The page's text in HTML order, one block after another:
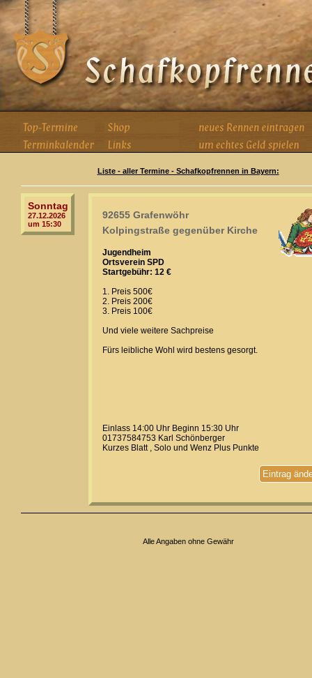
Liste - aller Termine - Schafkopfrennen in Bayern:
Sonntag
27.12.2026
um 15:30
92655 Grafenwöhr
Kolpingstraße gegenüber Kirche
Jugendheim
Ortsverein SPD
Startgebühr: 12 €
1. Preis 500€
2. Preis 200€
3. Preis 100€
Und viele weitere Sachpreise
Fürs leibliche Wohl wird bestens gesorgt.
Einlass 14:00 Uhr Beginn 15:30 Uhr
01737584753 Karl Schönberger
Kurzes Blatt , Solo und Wenz Plus Punkte
Eintrag
Alle Angaben ohne Gewähr